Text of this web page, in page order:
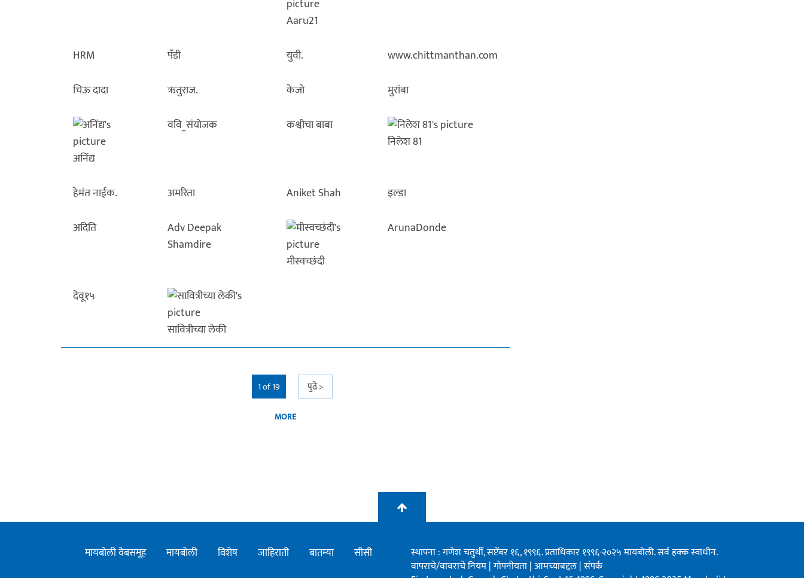
Aaru21
HRM पॅडी युवी.
www.chittmanthan.com
चिऊ दादा
ऋतुराज. केजो मुरांबा
अनिंद्य
ववि_संयोजक
कश्वीचा बाबा
निलेश 81
हेमंत नाईक. अमरिता Aniket Shah
इल्डा
अदिति
Adv Deepak
Shamdire
मीस्वच्छंदी
ArunaDonde
देवू१५
सावित्रीच्या लेकी
1 of 19 पुढे >
MORE
मायबोली वेबसमूह मायबोली विशेष जाहिराती बातम्या सीसी
स्थापना : गणेश चतुर्थी, सप्टेंबर १६, १९९६. प्रताधिकार १९९६-२०२५ मायबोली. सर्व हक्क स्वाधीन.
वापराचे/वावराचे नियम|गोपनीयता|आमच्याबद्दल|संपर्क